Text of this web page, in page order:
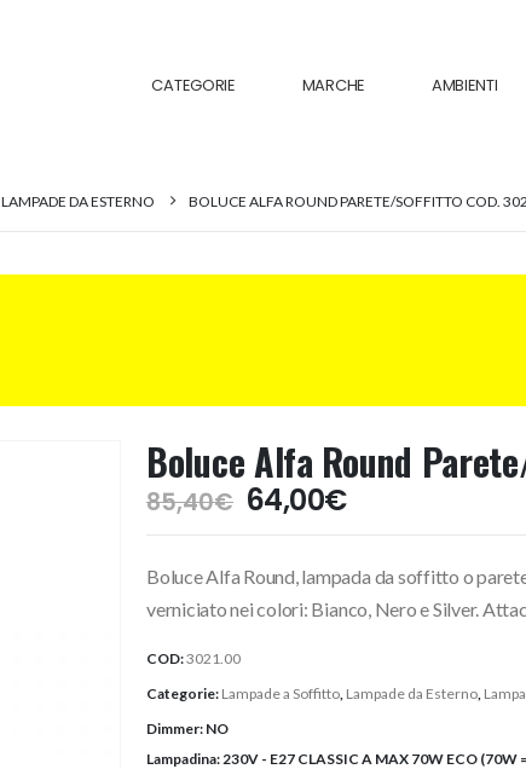
CATEGORIE MARCHE AMBIENTI
LAMPADE DA ESTERNO BOLUCE ALFA ROUND PARETE/SOFFITTO COD.
Boluce Alfa Round
85,40€ Il
prezzo
era:
85,40€.
64,00€Il
prezzo
è:
64,00€.
Boluce Alfa Round, lampada da soffitto o
verniciato nei colori: Bianco, Nero e Silver.
COD:3021.00
Categorie: Lampade a Soffitto Lampade da Esterno
Dimmer: NO
Lampadina: 230V - E27 CLASSIC A MAX 70W ECO (70W